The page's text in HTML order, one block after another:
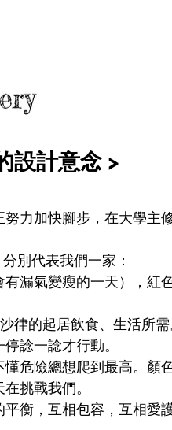
設計意念 >
力加快腳步，在大學主
別代表我們一家：
漏氣變瘦的一天），紅
律的起居飲食、生活所
諗一諗才行動。
懂危險總想爬到最高。顏
挑戰我們。
衡，互相包容，互相愛